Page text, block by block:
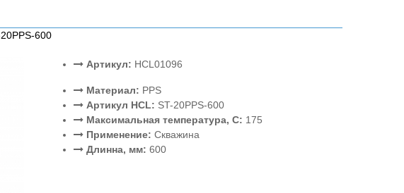
600
Артикул: HCL01096
Материал: PPS
Артикул HCL: ST-20PPS-600
Максимальная температура, C: 175
Применение: Скважина
Длинна, мм: 600